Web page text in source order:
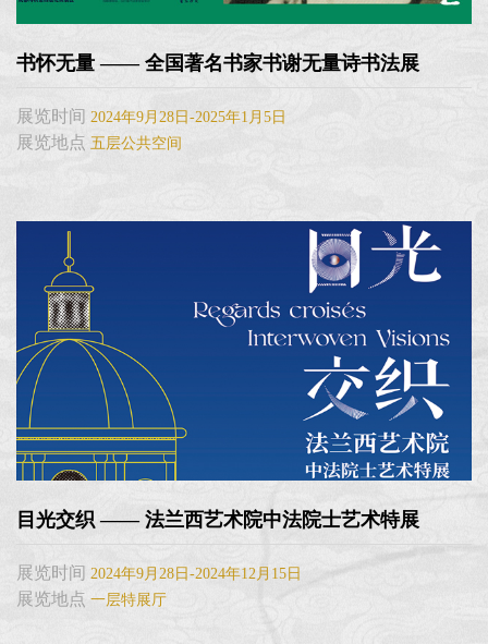
书怀无量 —— 全国著名书家书谢无量诗书法展
展览时间 2024年9月28日-2025年1月5日
展览地点 五层公共空间
目光交织 —— 法兰西艺术院中法院士艺术特展
展览时间 2024年9月28日-2024年12月15日
展览地点 一层特展厅